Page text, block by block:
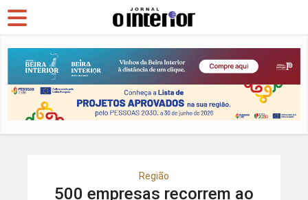
Região
500 empresas recorrem ao